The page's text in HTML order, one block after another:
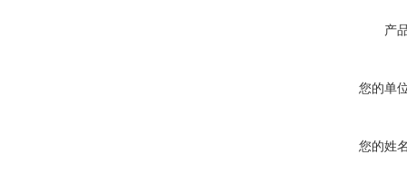
产
您的单
您的姓